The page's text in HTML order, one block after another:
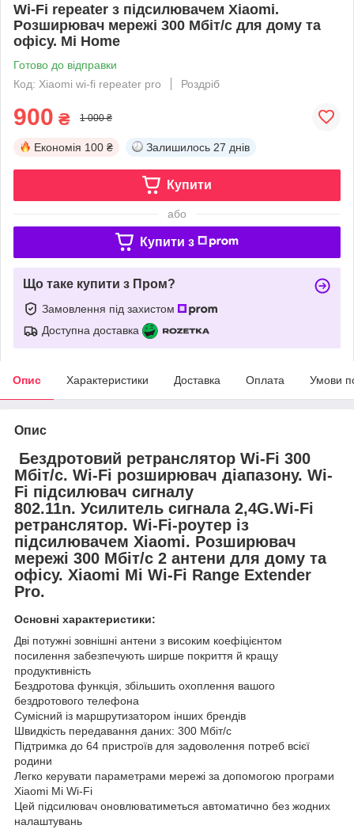
Wi-Fi repeater з підсилювачем Xiaomi.
Розширювач мережі 300 Мбіт/с для дому та
офісу. Mi Home
Готово до відправки
Код: Xiaomi wi-fi repeater pro
Роздріб
900 ₴ 1 000 ₴
Економія 100 ₴ Залишилось 27 днів
Купити
або
Купити з
Що таке купити з Пром?
Замовлення під захистом
Доступна доставка
Опис Характеристики Доставка Оплата Умови
Опис
Бездротовий ретранслятор Wi-Fi 300
Мбіт/с. Wi-Fi розширювач діапазону. Wi-
Fi підсилювач сигналу
802.11n. Усилитель сигнала 2,4G.Wi-Fi
ретранслятор. Wi-Fi-роутер із
підсилювачем Xiaomi. Розширювач
мережі 300 Мбіт/с 2 антени для дому та
офісу. Xiaomi Mi Wi-Fi Range Extender
Pro.
Основні характеристики:
Дві потужні зовнішні антени з високим коефіцієнтом
посилення забезпечують ширше покриття й кращу
продуктивність
Бездротова функція, збільшить охоплення вашого
бездротового телефона
Сумісний із маршрутизатором інших брендів
Швидкість передавання даних: 300 Мбіт/с
Підтримка до 64 пристроїв для задоволення потреб всієї
родини
Легко керувати параметрами мережі за допомогою програми
Xiaomi Mi Wi-Fi
Цей підсилювач оновлюватиметься автоматично без жодних
налаштувань